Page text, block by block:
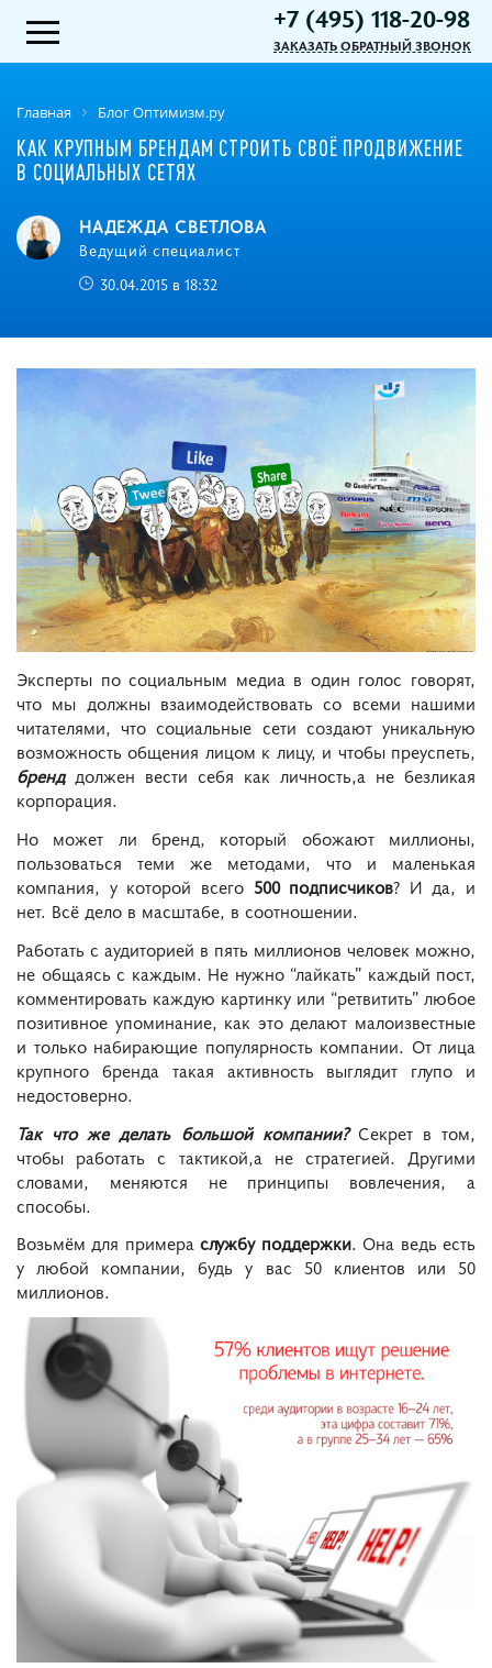
+7 (495) 118-20-98
ЗАКАЗАТЬ ОБРАТНЫЙ ЗВОНОК
Главная Блог Оптимизм.ру
КАК КРУПНЫМ БРЕНДАМ СТРОИТЬ СВОЁ ПРОДВИЖЕНИЕ
В СОЦИАЛЬНЫХ СЕТЯХ
НАДЕЖДА СВЕТЛОВА
Ведущий специалист
30.04.2015 в 18:32
Эксперты по социальным медиа в один голос говорят,
что мы должны взаимодействовать со всеми нашими
читателями, что социальные сети создают уникальную
возможность общения лицом к лицу, и чтобы преуспеть,
бренддолжен вести себя как личность,а не безликая
корпорация.
Но может ли бренд, который обожают миллионы,
пользоваться теми же методами, что и маленькая
компания, у которой всего 500 подписчиков? И да, и
нет. Всё дело в масштабе, в соотношении.
Работать с аудиторией в пять миллионов человек можно,
не общаясь с каждым. Не нужно “лайкать” каждый пост,
комментировать каждую картинку или “ретвитить” любое
позитивное упоминание, как это делают малоизвестные
и только набирающие популярность компании. От лица
крупного бренда такая активность выглядит глупо и
недостоверно.
Так что же делать большой компании?Секрет в том,
чтобы работать с тактикой,а не стратегией. Другими
словами, меняются не принципы вовлечения, а
способы.
Возьмём для примераслужбу поддержки. Она ведь есть
у любой компании, будь у вас 50 клиентов или 50
миллионов.